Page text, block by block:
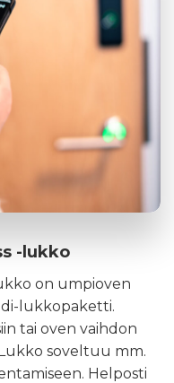
-lukko
on umpioven
lukkopaketti.
tai oven vaihdon
soveltuu mm.
Helposti